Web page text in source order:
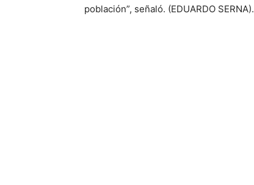
población”, señaló. (EDUARDO SERNA).